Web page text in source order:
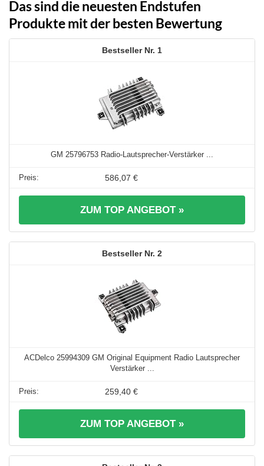
Das sind die neuesten Endstufen
Produkte mit der besten Bewertung
1
GM 25796753 Radio-Lautsprecher-Verstärker ...
586,07 €
ZUM TOP ANGEBOT »
2
ACDelco 25994309 GM Original Equipment Radio Lautsprecher
Verstärker ...
259,40 €
ZUM TOP ANGEBOT »